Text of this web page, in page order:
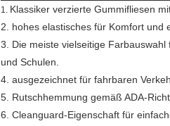
1. Klassiker verzierte Gummifliesen
2. hohes elastisches für Komfort und
3. Die meiste vielseitige
und Schulen.
4. ausgezeichnet für fahrbaren
5. Rutschhemmung gemäß ADA-
6. Cleanguard-Eigenschaft für